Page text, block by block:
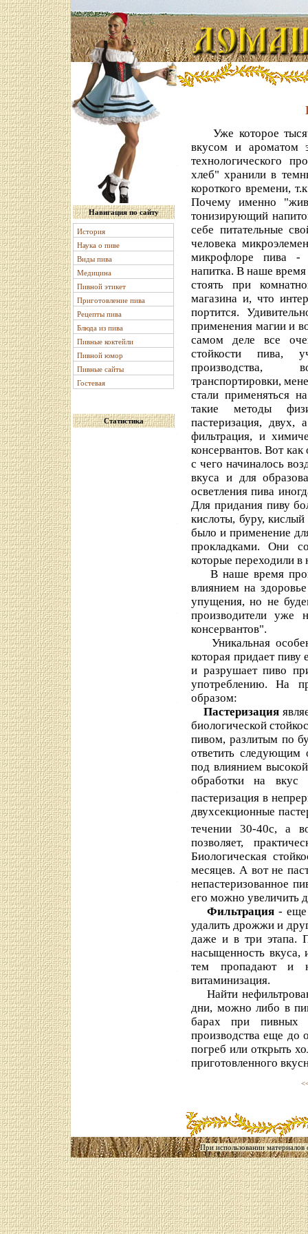
Навигация по сайту
История
Наука о пиве
Виды пива
Медицина
Пивной этикет
Приготовление пива
Рецепты пива
Блюда из пива
Пивные коктейли
Пивной юмор
Пивные сайты
Гостевая
Статистика
Уже которое
вкусом и ароматом
технологического
хлеб" хранили в
короткого времени,
Почему именно
тонизирующий
себе питательные
человека
микрофлоре пива -
напитка. В наше
стоять при
магазина и, что
портится.
применения магии и
самом деле все
стойкости пива,
производства,
транспортировки,
стали применяться
такие методы
пастеризация, двух,
фильтрация, и
консервантов. Вот
с чего начиналось
вкуса и для
осветления пива
Для придания пиву
кислоты, буру,
было и применение
прокладками. Они
которые переходили в
В наше время
влиянием на
упущения, но не
производители уже
консервантов".
Уникальная
которая придает
и разрушает пиво
употреблению. На
образом:
Пастеризация
биологической
пивом, разлитым по
ответить следующим
под влиянием
обработки на вкус
пастеризация в
двухсекционные
течении 30-40с, а
позволяет,
Биологическая
месяцев. А вот не
непастеризованное
его можно увеличить
Фильтрация - еще
удалить дрожжи и
даже и в три этапа.
насыщенность вкуса,
тем пропадают и
витаминизация.
Найти
дни, можно либо в
барах при пивных
производства еще до
погреб или открыть
приготовленного
При использовании материалов